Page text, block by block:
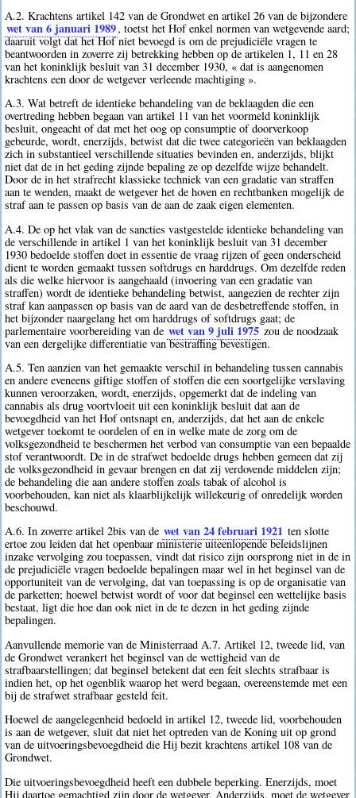
A.2. Krachtens artikel 142 van de Grondwet en artikel 26 van de bijzondere
wet van 6 januari 1989, toetst het Hof enkel normen van wetgevende aard;
daaruit volgt dat het Hof niet bevoegd is om de prejudiciële vragen te
beantwoorden in zoverre zij betrekking hebben op de artikelen 1, 11 en 28
van het koninklijk besluit van 31 december 1930, « dat is aangenomen
krachtens een door de wetgever verleende machtiging ».
A.3. Wat betreft de identieke behandeling van de beklaagden die een
overtreding hebben begaan van artikel 11 van het voormeld koninklijk
besluit, ongeacht of dat met het oog op consumptie of doorverkoop
gebeurde, wordt, enerzijds, betwist dat die twee categorieën van beklaagden
zich in substantieel verschillende situaties bevinden en, anderzijds, blijkt
niet dat de in het geding zijnde bepaling ze op dezelfde wijze behandelt.
Door de in het strafrecht klassieke techniek van een gradatie van straffen
aan te wenden, maakt de wetgever het de hoven en rechtbanken mogelijk de
straf aan te passen op basis van de aan de zaak eigen elementen.
A.4. De op het vlak van de sancties vastgestelde identieke behandeling van
de verschillende in artikel 1 van het koninklijk besluit van 31 december
1930 bedoelde stoffen doet in essentie de vraag rijzen of geen onderscheid
dient te worden gemaakt tussen softdrugs en harddrugs. Om dezelfde reden
als die welke hiervoor is aangehaald (invoering van een gradatie van
straffen) wordt de identieke behandeling betwist, aangezien de rechter zijn
straf kan aanpassen op basis van de aard van de desbetreffende stoffen, in
het bijzonder naargelang het om harddrugs of softdrugs gaat; de
parlementaire voorbereiding van de wet van 9 juli 1975 zou de noodzaak
van een dergelijke differentiatie van bestraffing bevestigen.
A.5. Ten aanzien van het gemaakte verschil in behandeling tussen cannabis
en andere eveneens giftige stoffen of stoffen die een soortgelijke verslaving
kunnen veroorzaken, wordt, enerzijds, opgemerkt dat de indeling van
cannabis als drug voortvloeit uit een koninklijk besluit dat aan de
bevoegdheid van het Hof ontsnapt en, anderzijds, dat het aan de enkele
wetgever toekomt te oordelen of en in welke mate de zorg om de
volksgezondheid te beschermen het verbod van consumptie van een bepaalde
stof verantwoordt. De in de strafwet bedoelde drugs hebben gemeen dat zij
de volksgezondheid in gevaar brengen en dat zij verdovende middelen zijn;
de behandeling die aan andere stoffen zoals tabak of alcohol is
voorbehouden, kan niet als klaarblijkelijk willekeurig of onredelijk worden
beschouwd.
A.6. In zoverre artikel 2bis van de wet van 24 februari 1921 ten slotte
ertoe zou leiden dat het openbaar ministerie uiteenlopende beleidslijnen
inzake vervolging zou toepassen, vindt dat risico zijn oorsprong niet in de in
de prejudiciële vragen bedoelde bepalingen maar wel in het beginsel van de
opportuniteit van de vervolging, dat van toepassing is op de organisatie van
de parketten; hoewel betwist wordt of voor dat beginsel een wettelijke basis
bestaat, ligt die hoe dan ook niet in de te dezen in het geding zijnde
bepalingen.
Aanvullende memorie van de Ministerraad A.7. Artikel 12, tweede lid, van
de Grondwet verankert het beginsel van de wettigheid van de
strafbaarstellingen; dat beginsel betekent dat een feit slechts strafbaar is
indien het, op het ogenblik waarop het werd begaan, overeenstemde met een
bij de strafwet strafbaar gesteld feit.
Hoewel de aangelegenheid bedoeld in artikel 12, tweede lid, voorbehouden
is aan de wetgever, sluit dat niet het optreden van de Koning uit op grond
van de uitvoeringsbevoegdheid die Hij bezit krachtens artikel 108 van de
Grondwet.
Die uitvoeringsbevoegdheid heeft een dubbele beperking. Enerzijds, moet
Hij daartoe gemachtigd zijn door de wetgever. Anderzijds, moet de wetgever